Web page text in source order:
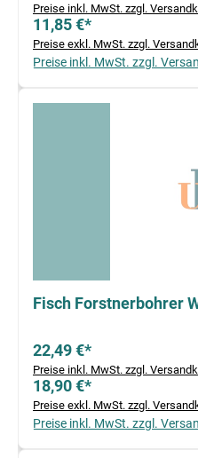
Preise inkl. MwSt. zzgl.
11,85 €*
Preise exkl. MwSt. zzgl.
Preise inkl. MwSt. zzgl.
Fisch Forstnerbohrer
22,49 €*
Preise inkl. MwSt. zzgl.
18,90 €*
Preise exkl. MwSt. zzgl.
Preise inkl. MwSt. zzgl.